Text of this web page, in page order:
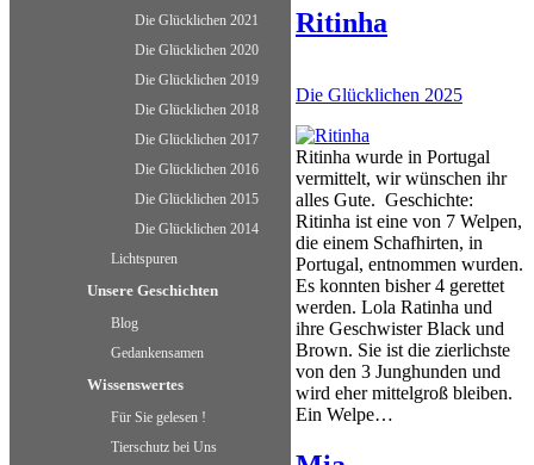
Die Glücklichen 2021
Die Glücklichen 2020
Die Glücklichen 2019
Die Glücklichen 2018
Die Glücklichen 2017
Die Glücklichen 2016
Die Glücklichen 2015
Die Glücklichen 2014
Lichtspuren
Unsere Geschichten
Blog
Gedankensamen
Wissenswertes
Für Sie gelesen !
Tierschutz bei Uns
Ritinha
Die Glücklichen 2025
Ritinha wurde in Portugal
vermittelt, wir wünschen ihr
alles Gute. Geschichte:
Ritinha ist eine von 7 Welpen,
die einem Schafhirten, in
Portugal, entnommen wurden.
Es konnten bisher 4 gerettet
werden. Lola Ratinha und
ihre Geschwister Black und
Brown. Sie ist die zierlichste
von den 3 Junghunden und
wird eher mittelgroß bleiben.
Ein Welpe…